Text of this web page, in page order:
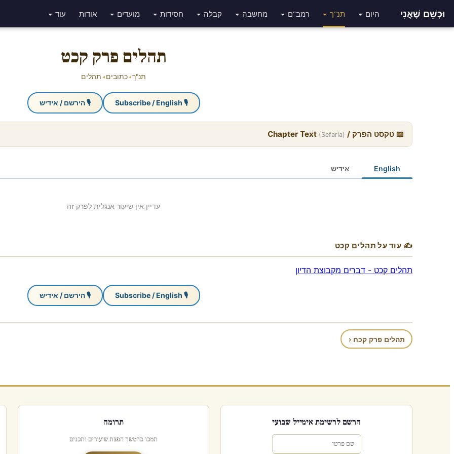
וּכְשֵׁם שֶׁאֲנִי היום תנ"ך רמב"ם מחשבה קבלה חסידות מועדים אודות עוד
תהלים פרק קכט
תנ"ך◂כתובים ◂ תהלים
🎙 Subscribe / English 🎙 הירשם / אידיש
📖 טקסט הפרק / Chapter Text (Sefaria)
English אידיש
עדיין אין שיעור אנגלית לפרק זה
✍ עוד על תהלים קכט
תהלים קכט - דברים מקבוצת הדיון
🎙 Subscribe / English 🎙 הירשם / אידיש
תהלים פרק קכח ‹
הרשם לרשימת אימייל שבועי תרומה
תמכו בהמשך הפצת שיעורים ותכנים